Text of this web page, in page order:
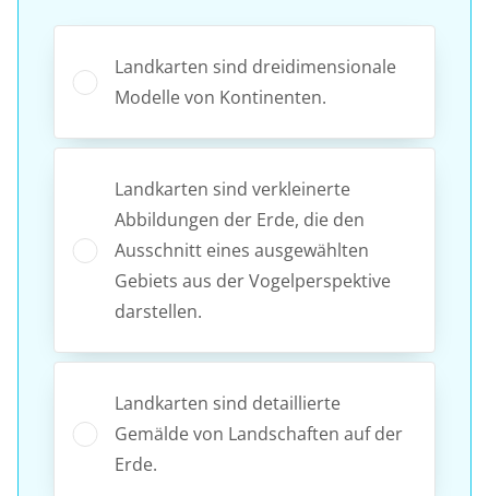
Landkarten sind dreidimensionale
Modelle von Kontinenten.
Landkarten sind verkleinerte
Abbildungen der Erde, die den
Ausschnitt eines ausgewählten
Gebiets aus der Vogelperspektive
darstellen.
Landkarten sind detaillierte
Gemälde von Landschaften auf der
Erde.